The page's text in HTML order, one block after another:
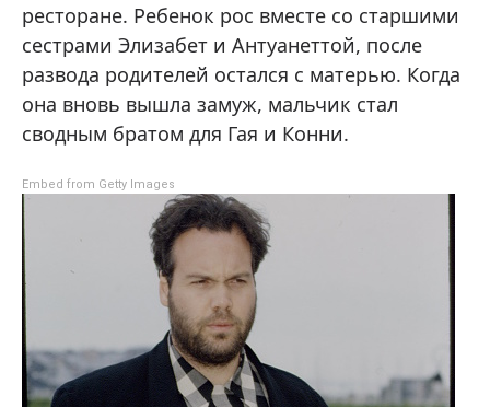
ресторане. Ребенок рос вместе со старшими
сестрами Элизабет и Антуанеттой, после
развода родителей остался с матерью. Когда
она вновь вышла замуж, мальчик стал
сводным братом для Гая и Конни.
Embed from Getty Images